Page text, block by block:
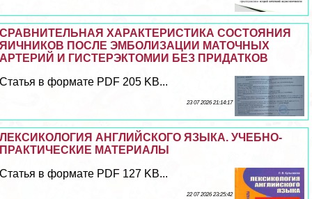
СРАВНИТЕЛЬНАЯ ХАРАКТЕРИСТИКА СОСТОЯНИЯ
ЯИЧНИКОВ ПОСЛЕ ЭМБОЛИЗАЦИИ МАТОЧНЫХ
АРТЕРИЙ И ГИСТЕРЭКТОМИИ БЕЗ ПРИДАТКОВ
Статья в формате PDF 205 KB...
23 07 2026 21:14:17
ЛЕКСИКОЛОГИЯ АНГЛИЙСКОГО ЯЗЫКА. УЧЕБНО-
ПРАКТИЧЕСКИЕ МАТЕРИАЛЫ
Статья в формате PDF 127 KB...
22 07 2026 23:25:42